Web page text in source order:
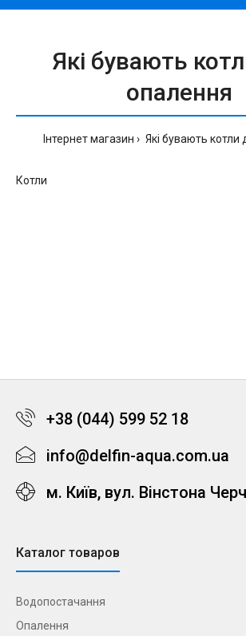
Які бувають
опалення
Інтернет магазин Які бувають котли
Котли
+38 (044) 599 52 18
info@delfin-aqua.com.ua
м. Київ, вул. Вінстона
Каталог товаров
Водопостачання
Опалення